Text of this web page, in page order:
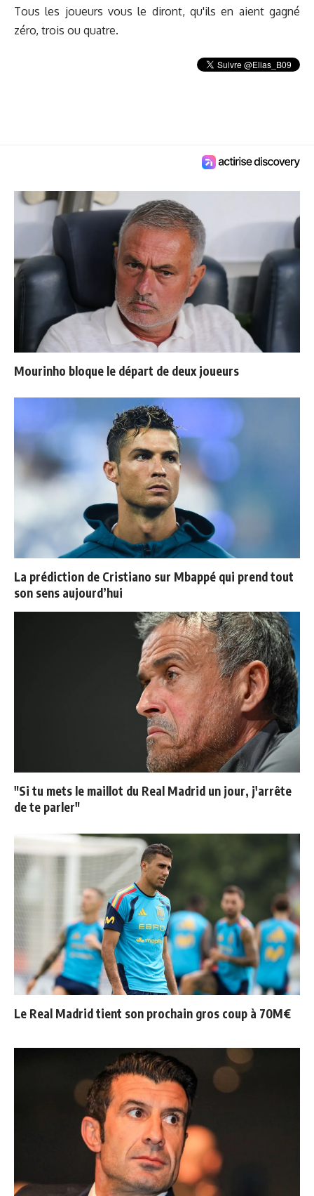
Tous les joueurs vous le diront, qu'ils en aient gagné
zéro, trois ou quatre.
Mourinho bloque le départ de deux joueurs
La prédiction de Cristiano sur Mbappé qui prend tout
son sens aujourd’hui
"Si tu mets le maillot du Real Madrid un jour, j'arrête
de te parler"
Le Real Madrid tient son prochain gros coup à 70M€